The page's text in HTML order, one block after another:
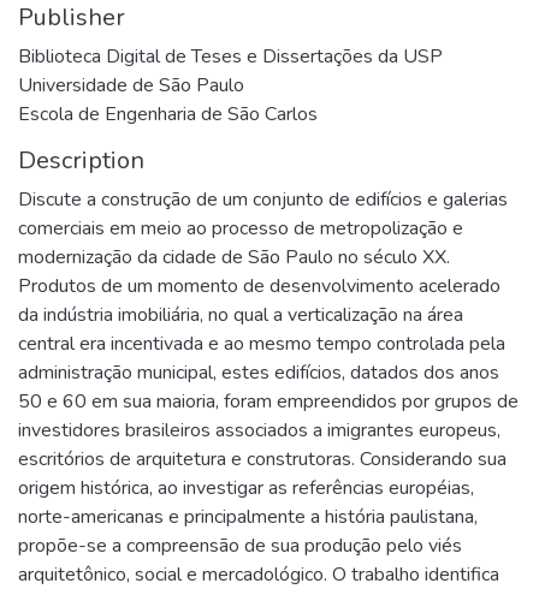
Publisher
Biblioteca Digital de Teses e Dissertações da USP
Universidade de São Paulo
Escola de Engenharia de São Carlos
Description
Discute a construção de um conjunto de edifícios e galerias
comerciais em meio ao processo de metropolização e
modernização da cidade de São Paulo no século XX.
Produtos de um momento de desenvolvimento acelerado
da indústria imobiliária, no qual a verticalização na área
central era incentivada e ao mesmo tempo controlada pela
administração municipal, estes edifícios, datados dos anos
50 e 60 em sua maioria, foram empreendidos por grupos de
investidores brasileiros associados a imigrantes europeus,
escritórios de arquitetura e construtoras. Considerando sua
origem histórica, ao investigar as referências européias,
norte-americanas e principalmente a história paulistana,
propõe-se a compreensão de sua produção pelo viés
arquitetônico, social e mercadológico. O trabalho identifica